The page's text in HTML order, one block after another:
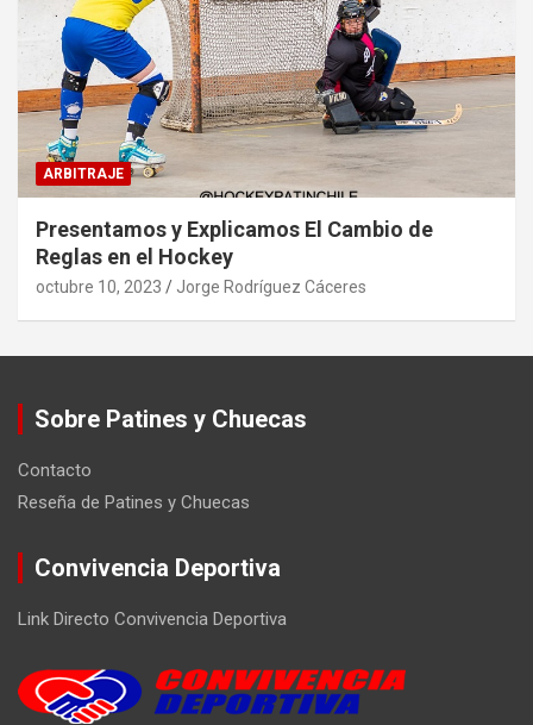
ARBITRAJE
Presentamos y Explicamos El Cambio de
Reglas en el Hockey
octubre 10, 2023 Jorge Rodríguez Cáceres
Sobre Patines y Chuecas
Contacto
Reseña de Patines y Chuecas
Convivencia Deportiva
Link Directo Convivencia Deportiva